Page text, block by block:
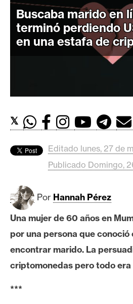
p
t
o
o
t
c
o
i
n
Buscaba marido en
terminó perdiendo
en una estafa de
𝕏
Editado lunes, 27 de
Publicado Domingo,
Por Hannah Pérez
Una mujer de 60 años en
por una persona que conoció
encontrar marido. La
criptomonedas pero todo era
***